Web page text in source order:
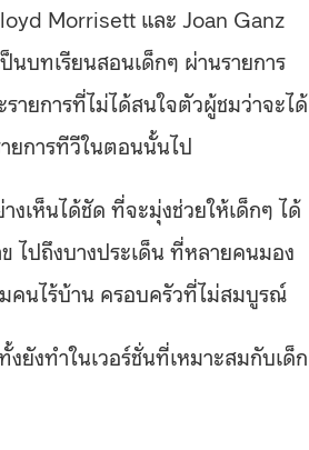
Morrisett และ Joan Ganz
นบทเรียนสอนเด็กๆ ผ่านรายการ
ายการที่ไม่ได้สนใจตัวผู้ชมว่าจะได้
ยการทีวีในตอนนั้นไป
งเห็นได้ชัด ที่จะมุ่งช่วยให้เด็กๆ ได้
ไปถึงบางประเด็น ที่หลายคนมอง
คนไร้บ้าน ครอบครัวที่ไม่สมบูรณ์
ยังทำในเวอร์ชั่นที่เหมาะสมกับเด็ก